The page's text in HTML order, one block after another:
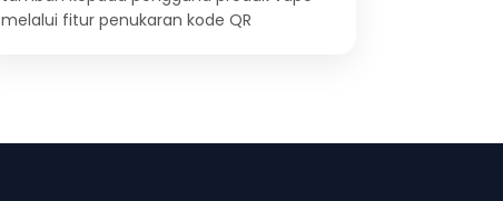
melalui fitur penukaran kode QR